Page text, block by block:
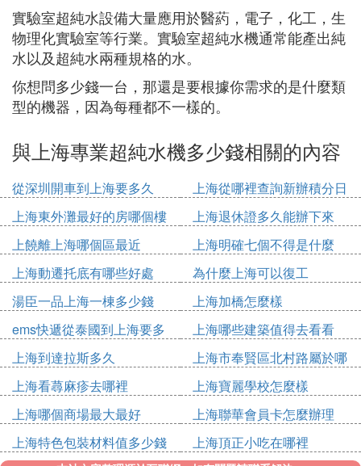
實驗室超純水設備大量應用於醫葯，電子，化工，生
物理化實驗室等行業。實驗室超純水機通常能產出純
水以及超純水兩種規格的水。
你想問多少錢一台，那還是要根據你需求的是什麼類
型的機器，因為每種都不一樣的。
與上海專業超純水機多少錢相關的內容
從深圳開車到上海要多久
上海從哪裡查詢新辦積分日
期
上海東外灘最好的房哪個樓
上海退休證多久能辦下來
上饒離上海哪個區最近
上海明確七個不得是什麼
上海動遷托底有哪些好處
為什麼上海可以復工
湯臣一品上海一棟多少錢
上海加橋怎麼樣
ems快遞從泰國到上海要多
久
上海哪些建築值得去看看
上海到達拉斯多久
上海市奉賢區北村路屬於哪
個鎮
上海看蕁麻疹去哪裡
上海寶麗學校怎麼樣
上海哪個商場最大最好
上海聯華會員卡怎麼辦理
上海特色包裝材料值多少錢
上海頂正小吃在哪裡